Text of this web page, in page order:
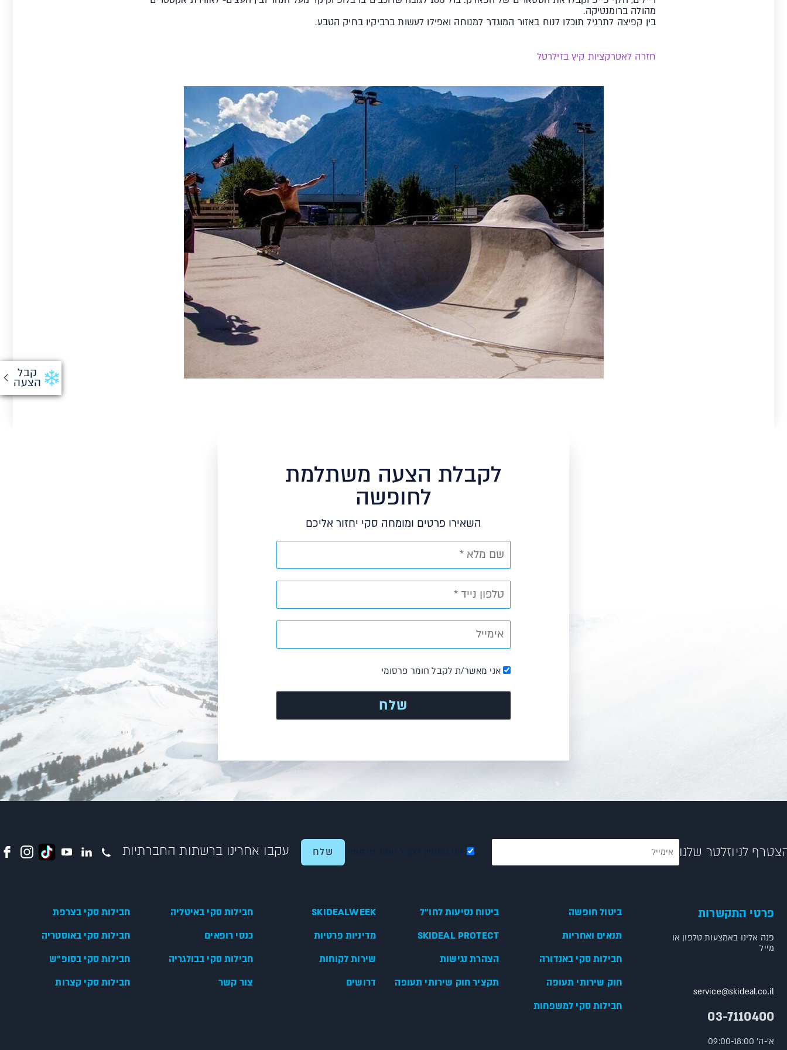
קבל
הצעה
מהולה ברומנטיקה.
בין קפיצה לתרגיל תוכלו לנוח באזור המוגדר למנוחה ואפילו לעשות ברביקיו בחיק הטבע.
חזרה לאטרקציות קיץ בזילרטל
לקבלת הצעה משתלמת
לחופשה
השאירו פרטים ומומחה סקי יחזור אליכם
אני מאשר/ת לקבל חומר פרסומי
לניוזלטר שלנו עקבו אחרינו ברשתות החברתיות
פרטי התקשרות
פנה אלינו באמצעות טלפון או
מייל
service@skideal.co.il
03-7110400
א'-ה' 09:00-18:00
ביטול חופשה ביטוח נסיעות לחו"ל SKIDEALWEEK חבילות סקי באיטליה
חבילות סקי בצרפת
תנאים ואחריות
SKIDEAL PROTECT מדיניות פרטיות כנסי רופאים
חבילות סקי באוסטריה
חבילות סקי באנדורה
הצהרת נגישות שירות לקוחות חבילות סקי בבולגריה
חבילות סקי בסופ"ש
חוק שירותי תעופה
תקציר חוק שירותי תעופה דרושים צור קשר
חבילות סקי קצרות
חבילות סקי למשפחות